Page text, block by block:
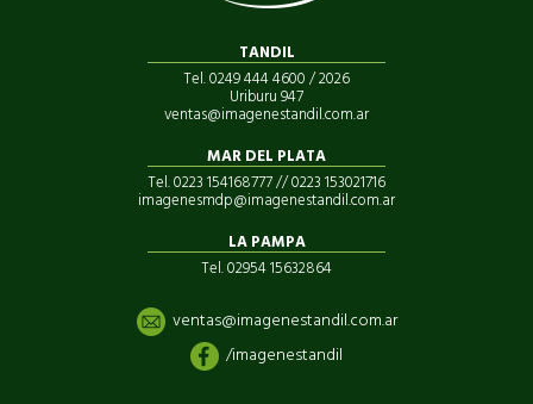
TANDIL
Tel. 0249 444 4600 / 2026
Uriburu 947
ventas@imagenestandil.com.ar
MAR DEL PLATA
Tel. 0223 154168777 // 0223 153021716
imagenesmdp@imagenestandil.com.ar
LA PAMPA
Tel. 02954 15632864
ventas@imagenestandil.com.ar
/imagenestandil